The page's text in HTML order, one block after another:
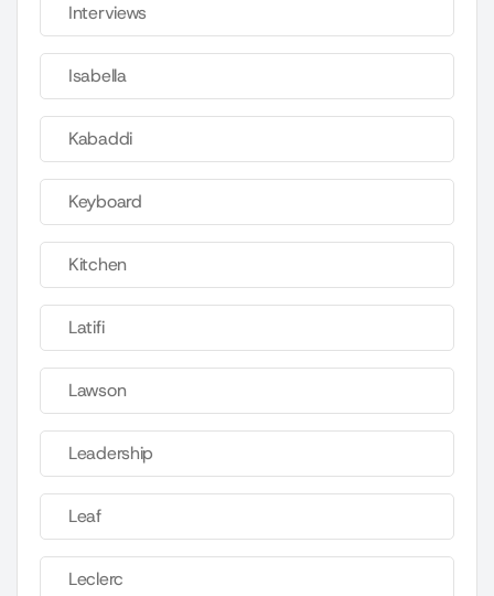
Interviews
Isabella
Kabaddi
Keyboard
Kitchen
Latifi
Lawson
Leadership
Leaf
Leclerc